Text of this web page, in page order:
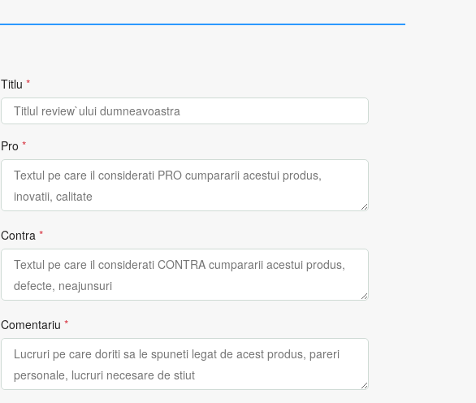
Titlu *
Pro *
Contra *
Comentariu *